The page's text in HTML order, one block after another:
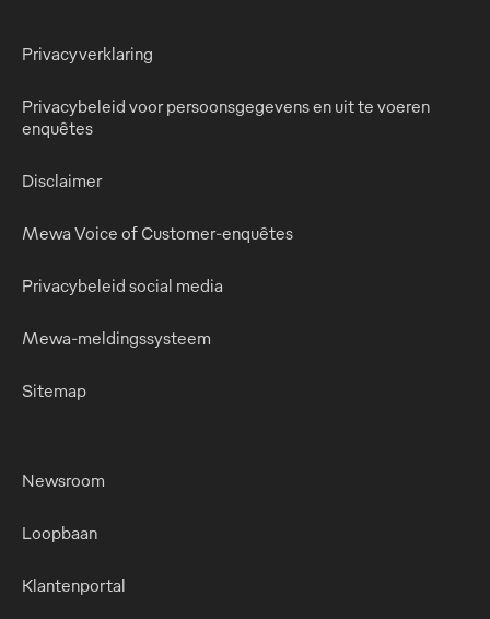
Privacyverklaring
Privacybeleid voor persoonsgegevens en uit te voeren
enquêtes
Disclaimer
Mewa Voice of Customer-enquêtes
Privacybeleid social media
Mewa-meldingssysteem
Sitemap
Newsroom
Loopbaan
Klantenportal